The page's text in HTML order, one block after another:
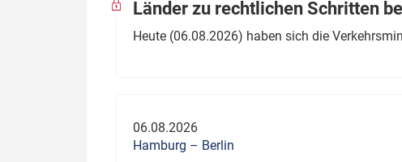
wen?
Thema des Monats
Länder zu rechtlichen Schritten
Heute (06.08.2026) haben sich die
06.08.2026
Hamburg – Berlin